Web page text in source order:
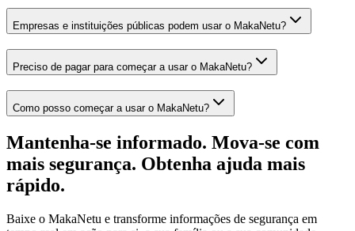
Empresas e instituições públicas podem usar o MakaNetu?
Preciso de pagar para começar a usar o MakaNetu?
Como posso começar a usar o MakaNetu?
Mantenha-se informado. Mova-se com
mais segurança. Obtenha ajuda mais
rápido.
Baixe o MakaNetu e transforme informações de segurança em